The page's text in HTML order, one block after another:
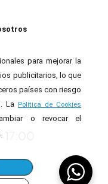
para mejorar la
publicitarios, lo que
países con riesgo
La Política de Cookies
o revocar el